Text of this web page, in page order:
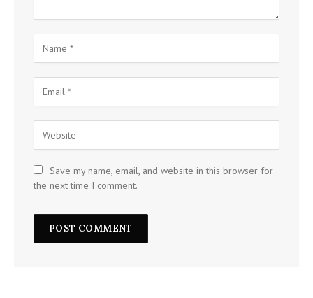
Save my name, email, and website in this browser for
the next time I comment.